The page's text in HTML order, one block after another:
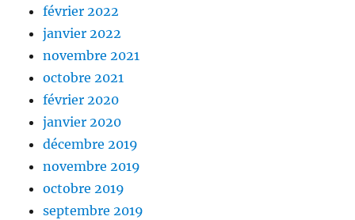
février 2022
janvier 2022
novembre 2021
octobre 2021
février 2020
janvier 2020
décembre 2019
novembre 2019
octobre 2019
septembre 2019